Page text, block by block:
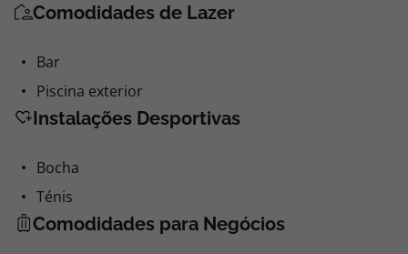
Comodidades de Lazer
Bar
Piscina exterior
Instalações Desportivas
Bocha
Ténis
Comodidades para Negócios